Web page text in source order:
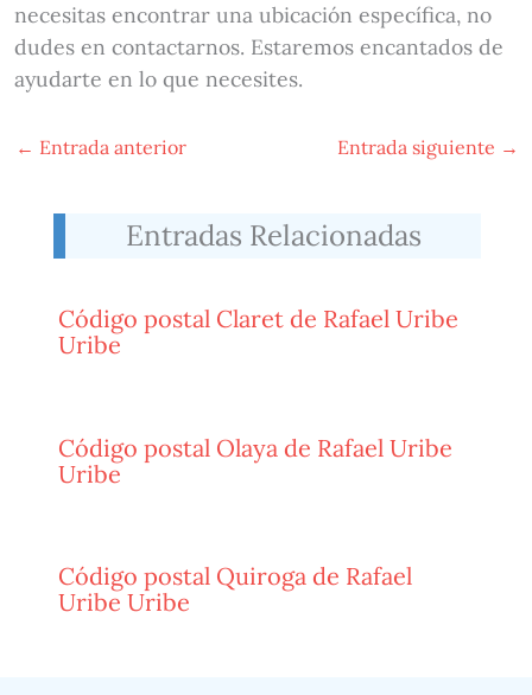
necesitas encontrar una ubicación específica, no
dudes en contactarnos. Estaremos encantados de
ayudarte en lo que necesites.
← Entrada anterior Entrada siguiente →
Entradas Relacionadas
Código postal Claret de Rafael Uribe
Uribe
Código postal Olaya de Rafael Uribe
Uribe
Código postal Quiroga de Rafael
Uribe Uribe